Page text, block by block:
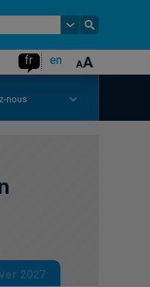
fr en
nous
2027